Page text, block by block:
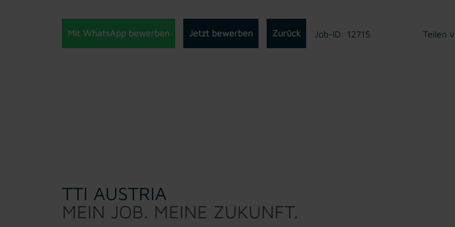
Mit WhatsApp bewerben Jetzt bewerben Teilen
Zurück Job-ID: 12715
TTI AUSTRIA
MEIN JOB. MEINE ZUKUNFT.